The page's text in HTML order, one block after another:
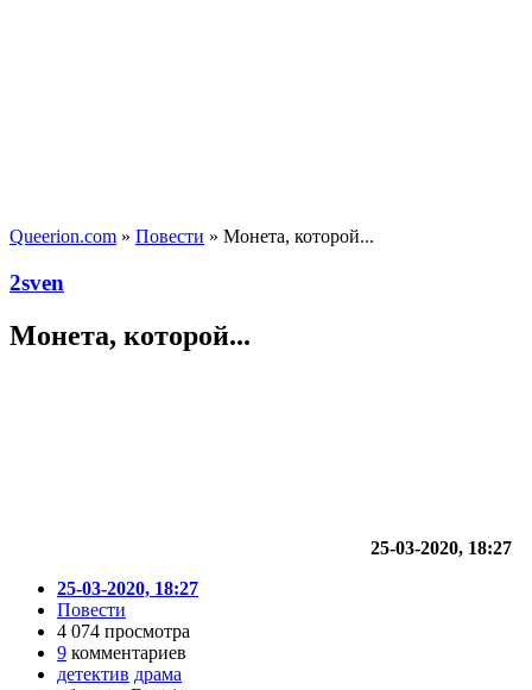
Queerion.com » Повести » Монета, которой...
2sven
Монета, которой...
25-03-2020, 18:27
25-03-2020, 18:27
Повести
4 074 просмотра
9 комментариев
детектив драма